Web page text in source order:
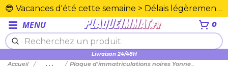
😎 Vacances d'été cette semaine > Délais légèrement rallongés. Merci☀️
MENU 0
Livraison 24/48H
Plexiglas en PMMA supérieure
Accueil ... Plaque d'immatriculations noires Yonne 89